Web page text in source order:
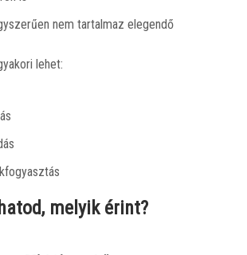
nem tartalmaz elegendő
lehet:
melyik érint?